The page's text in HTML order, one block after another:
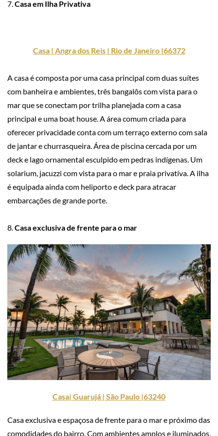
7.Casa em Ilha Privativa
Casa | Angra dos Reis | Rio de Janeiro |66372
A casa é composta por uma casa principal com duas suítes
com banheira e ambientes, três bangalôs com vista para o
mar que se conectam por trilha planejada com a casa
principal e uma boat house. A área comum criada para
oferecer privacidade conta com um terraço externo com sala
de jantar e churrasqueira. Área de piscina cercada por um
deck e lago ornamental esculpido em pedras indígenas. Um
solarium, jacuzzi com vista para o mar e praia privativa. A ilha
é equipada ainda com heliporto e deck para atracar
embarcações de grande porte.
8.Casa exclusiva de frente para o mar
Casa| Guarujá | São Paulo |63240
Casa exclusiva e espaçosa de frente para o mar e próximo das
comodidades do bairro. Com ambientes amplos e iluminados,